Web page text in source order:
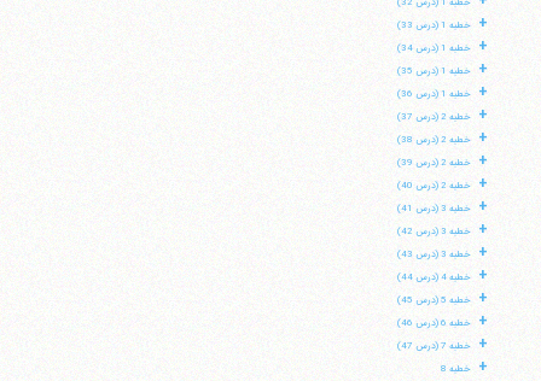
+ خطبه 1 (درس 33)
+ خطبه 1 (درس 34)
+ خطبه 1 (درس 35)
+ خطبه 1 (درس 36)
+ خطبه 2 (درس 37)
+ خطبه 2 (درس 38)
+ خطبه 2 (درس 39)
+ خطبه 2 (درس 40)
+ خطبه 3 (درس 41)
+ خطبه 3 (درس 42)
+ خطبه 3 (درس 43)
+ خطبه 4 (درس 44)
+ خطبه 5 (درس 45)
+ خطبه 6 (درس 46)
+ خطبه 7 (درس 47)
+ خطبه 8